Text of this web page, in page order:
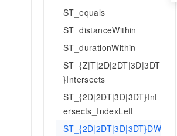
ST_equals
ST_distanceWithin
ST_durationWithin
ST_{Z|T|2D|2DT|3D|3DT
}Intersects
ST_{2D|2DT|3D|3DT}Int
ersects_IndexLeft
ST_{2D|2DT|3D|3DT}DW